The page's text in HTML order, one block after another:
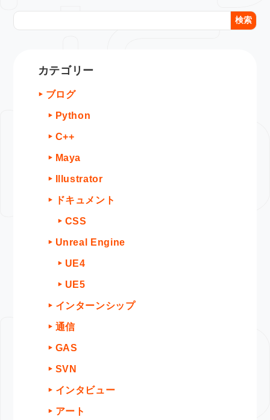
検索
カテゴリー
ブログ
Python
C++
Maya
Illustrator
ドキュメント
CSS
Unreal Engine
UE4
UE5
インターンシップ
通信
GAS
SVN
インタビュー
アート